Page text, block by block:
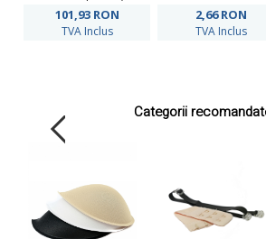
101,93 RON
TVA Inclus
2,66RON
TVA Inclus
Categorii